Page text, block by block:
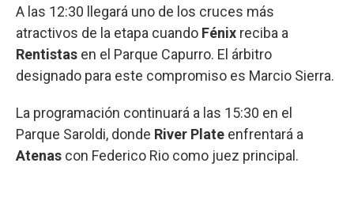
A las 12:30 llegará uno de los cruces más
atractivos de la etapa cuando Fénix reciba a
Rentistas en el Parque Capurro. El árbitro
designado para este compromiso es Marcio Sierra.
La programación continuará a las 15:30 en el
Parque Saroldi, donde River Plate enfrentará a
Atenas con Federico Rio como juez principal.